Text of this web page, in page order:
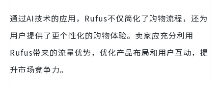
通过AI技术的应用，Rufus不仅简化了购物流程，还为
用户提供了更个性化的购物体验。卖家应充分利用
Rufus带来的流量优势，优化产品布局和用户互动，提
升市场竞争力。